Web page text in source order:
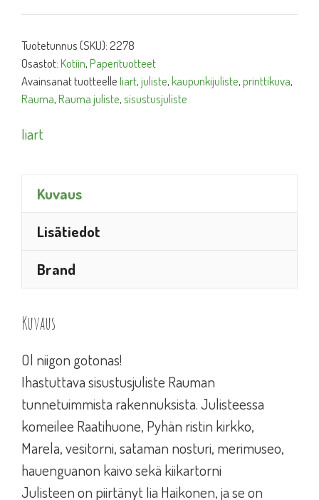
Tuotetunnus (SKU):2278
Osastot:Kotiin,Paperituotteet
Avainsanat tuotteelleIiart,juliste,kaupunkijuliste,printtikuva,
Rauma,Rauma juliste,sisustusjuliste
Iiart
Kuvaus
Lisätiedot
Brand
Kuvaus
Ol niigon gotonas!
Ihastuttava sisustusjuliste Rauman
tunnetuimmista rakennuksista. Julisteessa
komeilee Raatihuone, Pyhän ristin kirkko,
Marela, vesitorni, sataman nosturi, merimuseo,
hauenguanon kaivo sekä kiikartorni
Julisteen on piirtänyt Iia Haikonen, ja se on